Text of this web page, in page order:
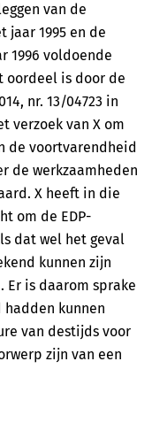
van de
jaar 1995 en de
1996 voldoende
oordeel is door de
nr. 13/04723 in
verzoek van X om
de voortvarendheid
de werkzaamheden
X heeft in die
om de EDP-
dat wel het geval
kunnen zijn
Er is daarom sprake
kunnen
van destijds voor
zijn van een